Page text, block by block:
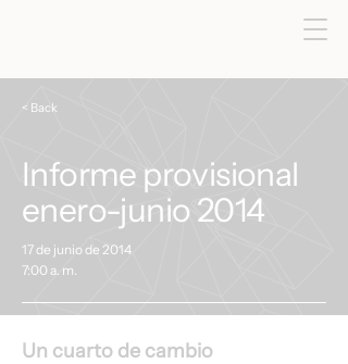
< Back
Informe provisional
enero-junio 2014
17 de junio de 2014
7:00 a. m.
Un cuarto de cambio